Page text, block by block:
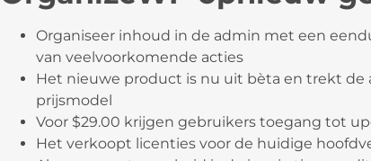
Organiseer inhoud in de admin met een
van veelvoorkomende acties
Het nieuwe product is nu uit bèta en trekt
prijsmodel
Voor $29.00 krijgen gebruikers toegang tot
Het verkoopt licenties voor de huidige